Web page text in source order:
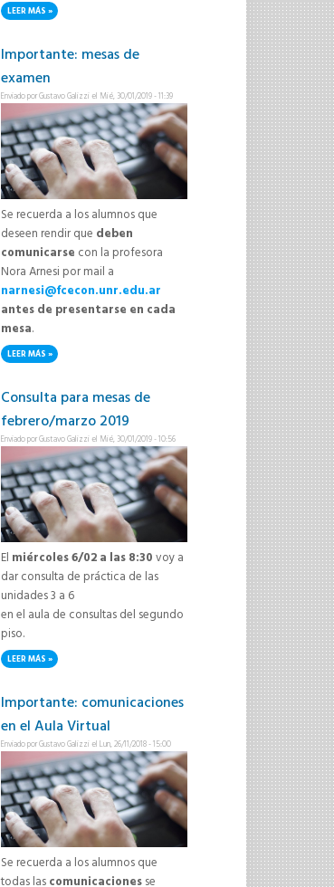
LEER MÁS SOBRE CONSULTA DE PRÁCTICA
Importante: mesas de
examen
Enviado porGustavo Galizzi el Mié, 30/01/2019 - 11:39
Se recuerda a los alumnos que
deseen rendir que deben
comunicarse con la profesora
Nora Arnesi por mail a
narnesi@fcecon.unr.edu.ar
antes de presentarse en cada
mesa.
LEER MÁS SOBRE IMPORTANTE: MESAS DE EXAMEN
Consulta para mesas de
febrero/marzo 2019
Enviado porGustavo Galizzi el Mié, 30/01/2019 - 10:56
El miércoles 6/02 a las 8:30voy a
dar consulta de práctica de las
unidades 3 a 6
en el aula de consultas del segundo
piso.
LEER MÁS SOBRE CONSULTA PARA MESAS DE FEBRERO/MARZO 2019
Importante: comunicaciones
en el Aula Virtual
Enviado porGustavo Galizzi el Lun, 26/11/2018 - 15:00
Se recuerda a los alumnos que
todas lascomunicacionesse